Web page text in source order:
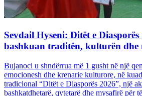
Sevdail Hyseni: Ditët e
bashkuan traditën, kulturën dhe
Bujanoci u shndërrua më 1 gusht në një
emocionesh dhe krenarie kulturore, në
tradicional “Ditët e Diasporës 2026”, një
bashkatdhetarë, qytetarë dhe mysafirë për